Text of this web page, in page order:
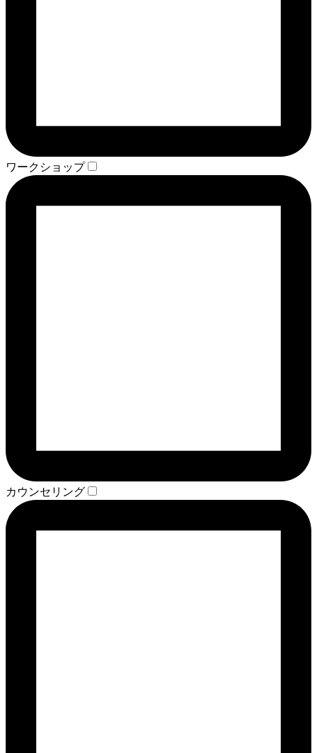
ワークショップ
カウンセリング